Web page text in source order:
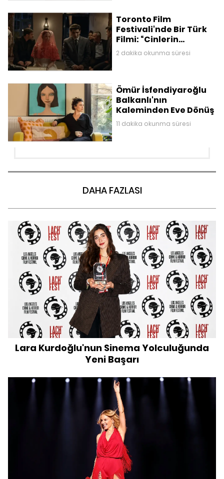
Toronto Film
Festivali'nde Bir Türk
Filmi: “Cinlerin
Düğünü”
2 dakika okunma süresi
Ömür İsfendiyaroğlu
Balkanlı'nın
Kaleminden Eve Dönüş
11 dakika okunma süresi
DAHA FAZLASI
Lara Kurdoğlu'nun Sinema Yolculuğunda
Yeni Başarı